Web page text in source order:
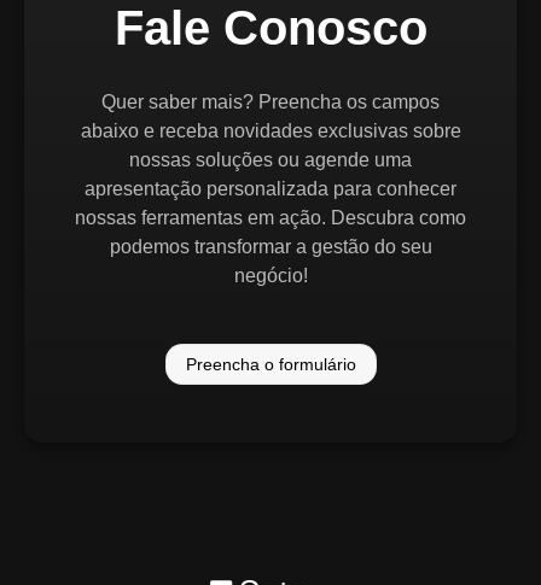
Fale Conosco
Quer saber mais? Preencha os campos
abaixo e receba novidades exclusivas sobre
nossas soluções ou agende uma
apresentação personalizada para conhecer
nossas ferramentas em ação. Descubra como
podemos transformar a gestão do seu
negócio!
Preencha o formulário